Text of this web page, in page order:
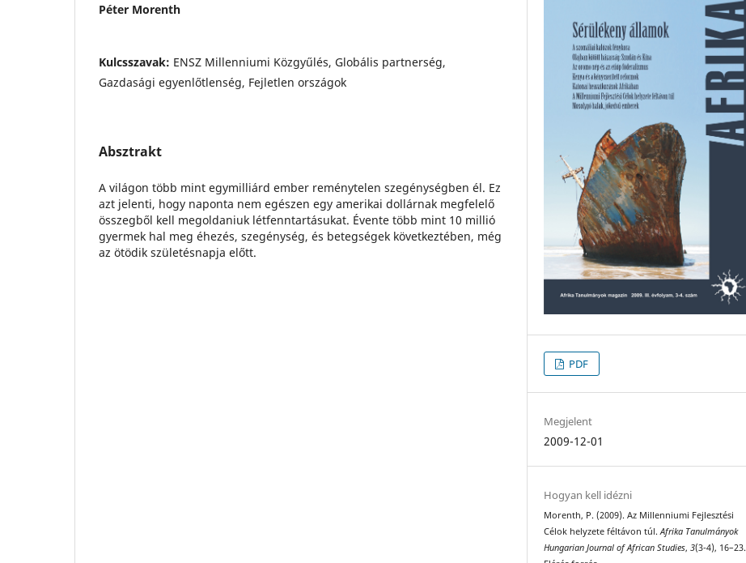
Péter Morenth
Kulcsszavak: ENSZ Millenniumi Közgyűlés, Globális partnerség,
Gazdasági egyenlőtlenség, Fejletlen országok
Absztrakt
A világon több mint egymilliárd ember reménytelen szegénységben él. Ez
azt jelenti, hogy naponta nem egészen egy amerikai dollárnak megfelelő
összegből kell megoldaniuk létfenntartásukat. Évente több mint 10 millió
gyermek hal meg éhezés, szegénység, és betegségek következtében, még
az ötödik születésnapja előtt.
PDF
Megjelent
2009-12-01
Hogyan kell idézni
Morenth, P. (2009). Az Millenniumi Fejlesztési
Célok helyzete féltávon túl.Afrika Tanulmányok
Hungarian Journal of African Studies,3(3-4), 16–23.